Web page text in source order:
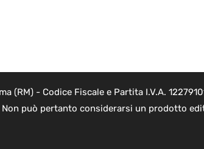
(RM) - Codice Fiscale e Partita I.V.A.
può pertanto considerarsi un prodotto